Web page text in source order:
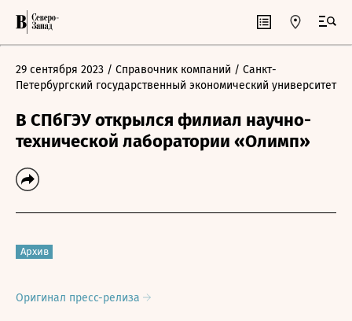
29 сентября 2023 / Справочник компаний / Санкт-
Петербургский государственный экономический университет
В СПбГЭУ открылся филиал научно-
технической лаборатории «Олимп»
Архив
Оригинал пресс-релиза